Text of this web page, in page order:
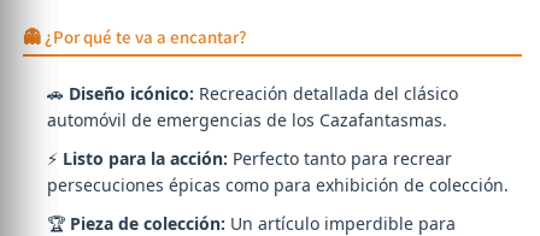
👻 ¿Por qué te va a encantar?
🚗 Diseño icónico: Recreación detallada del clásico
automóvil de emergencias de los Cazafantasmas.
⚡ Listo para la acción: Perfecto tanto para recrear
persecuciones épicas como para exhibición de colección.
🏆 Pieza de colección: Un artículo imperdible para